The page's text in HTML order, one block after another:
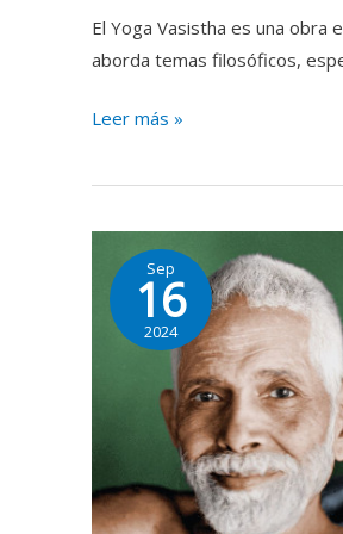
El Yoga Vasistha es una obra
aborda temas filosóficos,
Leer más »
Sep
16
2024
Ramana
Maharshi:
Vida,
Enseñanzas
hacia